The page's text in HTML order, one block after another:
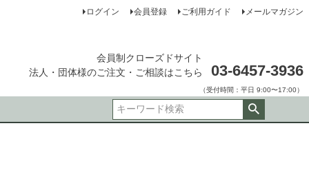
ログイン 会員登録 ご利用ガイド メールマガジン
会員制クローズドサイト
法人・団体様のご注文・ご相談はこちら
03-6457-3936
（受付時間：平日 9:00〜17:00）